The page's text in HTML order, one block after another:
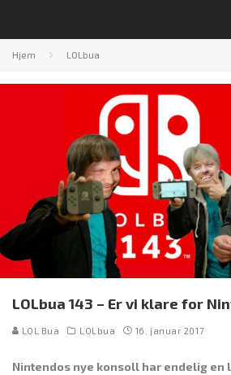
Hjem LOLbua
LOLbua 143 – Er vi klare for
LOL Bua LOLbua 16. januar 2017
Nintendos nye konsoll har endelig en